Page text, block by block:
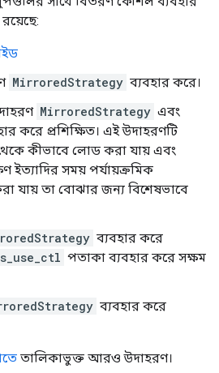
MirroredStrategy ব্যবহার করে।
MirroredStrategy এবং
করে প্রশিক্ষিত। এই উদাহরণটি
কীভাবে লোড করা যায় এবং
ইত্যাদির সময় পর্যায়ক্রমিক
যায় তা বোঝার জন্য বিশেষভাবে
ব্যবহার করে
পতাকা ব্যবহার করে সক্ষম
ব্যবহার করে
তালিকাভুক্ত আরও উদাহরণ।